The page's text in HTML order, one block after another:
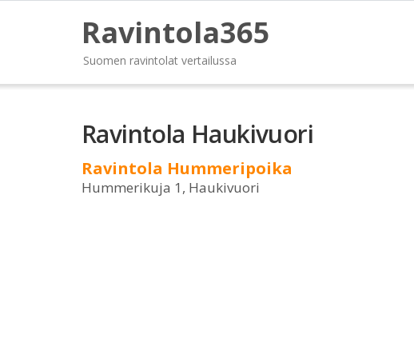
Ravintola365
Suomen ravintolat vertailussa
Ravintola Haukivuori
Ravintola Hummeripoika
Hummerikuja 1, Haukivuori